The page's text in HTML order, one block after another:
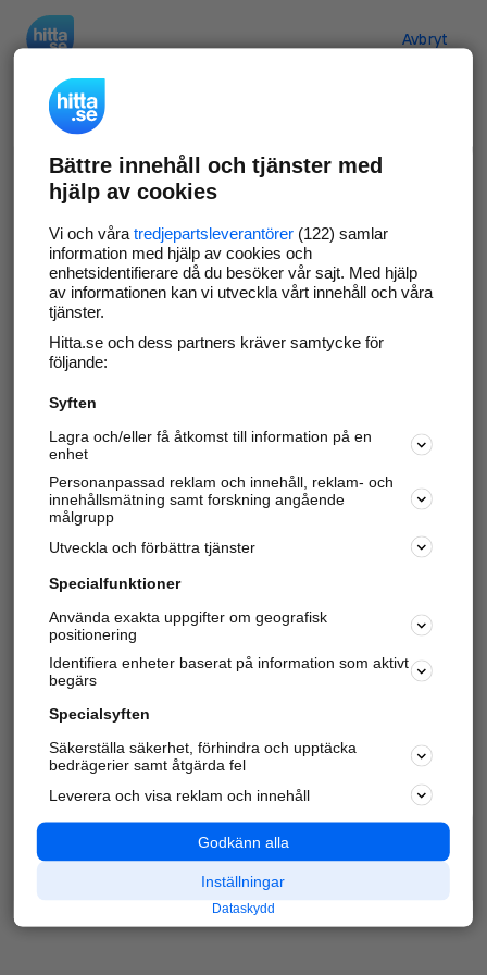
Avbryt
Verifiera ditt företag
Gör som 69 549företag
företagssida på hitta.se och syns bättre mot
kunder i ditt närområde. Helt kostnadsfritt.
Uppdatera din företagsinformation
Svara på och hantera dina omdömen
Har du redan verifierat ditt företag? Logga in
Varje vecka besöker du och4 miljoner
andra
härliga användare oss för att hitta rätt lokal
information om företag, privatpersoner och
platser.
Bättre innehåll och tjänster med
hjälp av cookies
Vi och våra tredjepartsleverantörer(122) samlar
information med hjälp av cookies och
enhetsidentifierare då du besöker vår sajt. Med hjälp
av informationen kan vi utveckla vårt innehåll och våra
tjänster.
Hitta.se och dess partners kräver samtycke för
följande:
Syften
Lagra och/eller få åtkomst till information på en
enhet
Personanpassad reklam och innehåll, reklam- och
innehållsmätning samt forskning angående
målgrupp
Utveckla och förbättra tjänster
Specialfunktioner
Använda exakta uppgifter om geografisk
positionering
Identifiera enheter baserat på information som aktivt
begärs
Specialsyften
Säkerställa säkerhet, förhindra och upptäcka
bedrägerier samt åtgärda fel
Leverera och visa reklam och innehåll
Godkänn alla
Inställningar
Dataskydd